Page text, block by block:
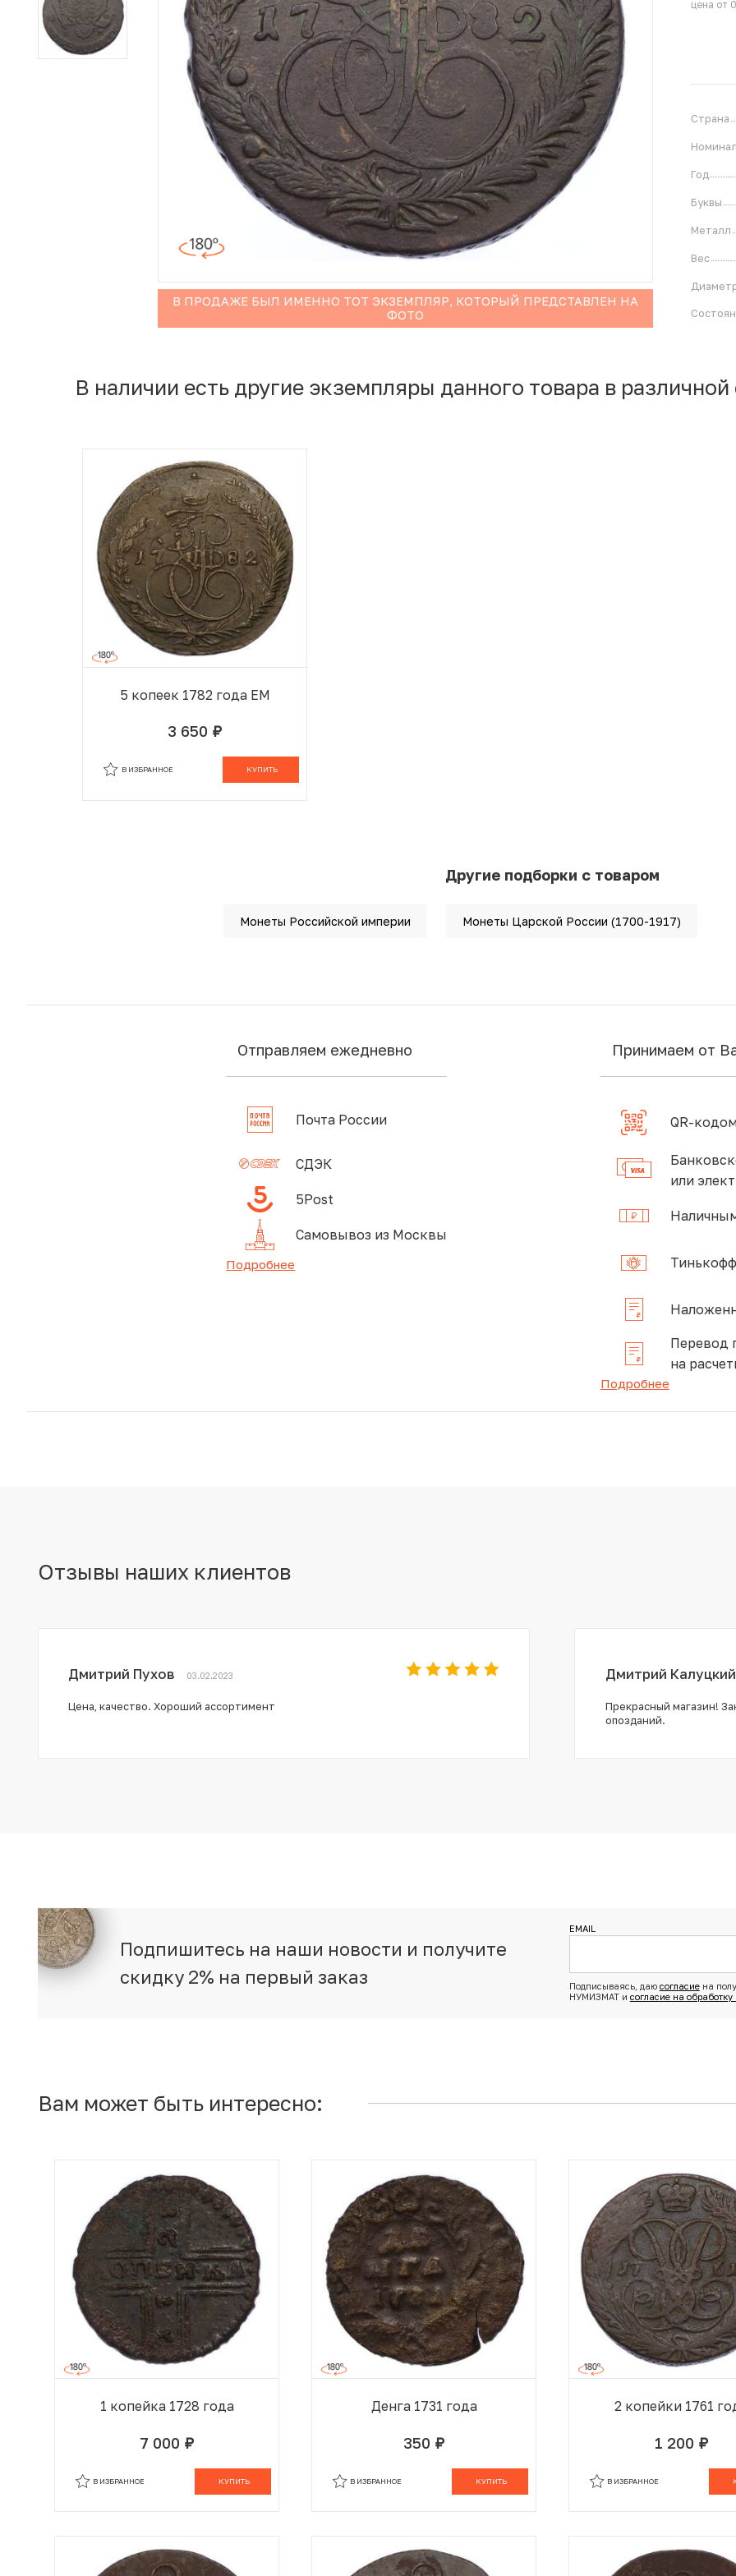
Иностранные монеты
Неофициальные выпуски монет (Unusual)
Античные и средневековые монеты
В ПРОДАЖЕ БЫЛ ИМЕННО ТОТ ЭКЗЕМПЛЯР, КОТОРЫЙ ПРЕДСТАВЛЕН НА
ФОТО
цена от
Страна
Год
Буквы
Металл
Вес
В наличии есть другие экземпляры данного товара в
5 копеек 1782 года ЕМ
3 650 руб.
КУПИТЬ
В ИЗБРАННОЕ
Другие подборки с товаром
Монеты Российской империи Монеты Царской России (1700-1917)
Отправляем ежедневно
Почта России
СДЭК
5Post
Самовывоз из Москвы
Подробнее
Принимаем от
QR-
или
Перевод
на
Подробнее
Отзывы наших клиентов
Дмитрий Пухов 03.02.2023
Цена, качество. Хороший ассортимент
Дмитрий Калуцкий
Прекрасный магазин!
опозданий.
Подпишитесь на наши новости и получите
скидку 2% на первый заказ
EMAIL
Подписываясь, даю согласиена
НУМИЗМАТ и согласие на
Вам может быть интересно:
1 копейка 1728 года
7 000 руб.
КУПИТЬ
В ИЗБРАННОЕ
Денга 1731 года
350 руб.
КУПИТЬ
В ИЗБРАННОЕ
2 копейки 1761
1 200 руб.
В ИЗБРАННОЕ